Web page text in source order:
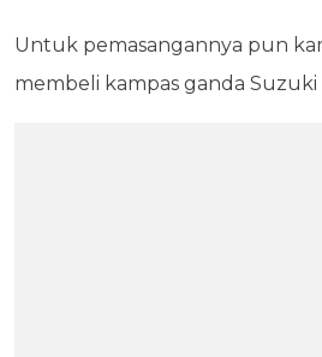
Untuk pemasangannya pun
membeli kampas ganda Suzuki